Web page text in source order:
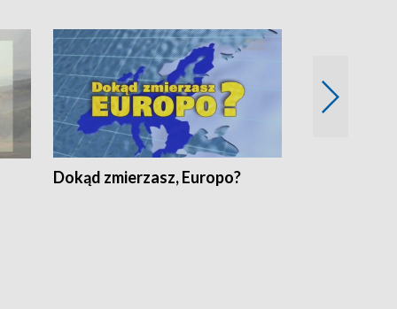
Dokąd zmierzasz, Europo?